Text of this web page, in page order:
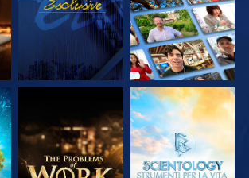
ESPLORA LE
SERIE
ESPLORA LE
SERIE